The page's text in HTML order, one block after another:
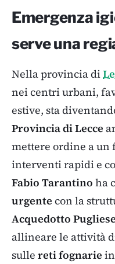
Emergenza
serve una
Nella provincia di
nei centri urbani,
estive, sta
Provincia di Lecce
mettere ordine a un
interventi rapidi e
Fabio Tarantino ha
urgente con la
Acquedotto
allineare le attività
sulle reti fognarie